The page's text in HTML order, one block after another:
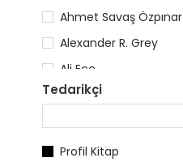
Ahmet Savaş Özpınar
Alexander R. Grey
Ali Ece
Alice Miller
Allison Edwards
Tedarikçi
Profil Kitap